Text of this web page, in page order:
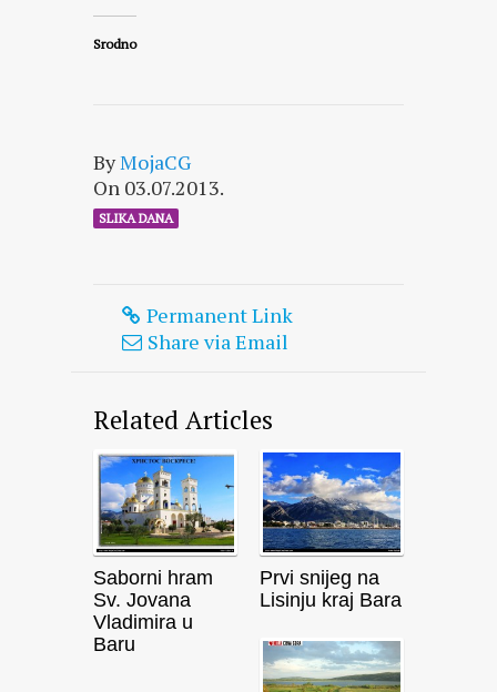
Srodno
ByMojaCG
On 03.07.2013.
SLIKA DANA
Permanent Link
Share via Email
Related Articles
Saborni hram
Sv. Jovana
Vladimira u
Baru
Prvi snijeg na
Lisinju kraj Bara